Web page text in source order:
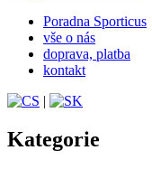
Poradna Sporticus
vše o nás
doprava, platba
kontakt
|
Kategorie